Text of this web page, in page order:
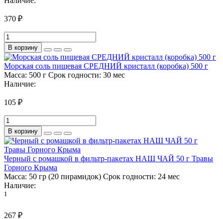
370 ₽
В корзину
Морская соль пищевая СРЕДНИЙ кристалл (коробка) 500 г
Масса: 500 г Срок годности: 30 мес
Наличие:
105 ₽
В корзину
Черный с ромашкой в фильтр-пакетах НАШ ЧАЙ 50 г Травы
Горного Крыма
Масса: 50 гр (20 пирамидок) Срок годности: 24 мес
Наличие:
1
267 ₽